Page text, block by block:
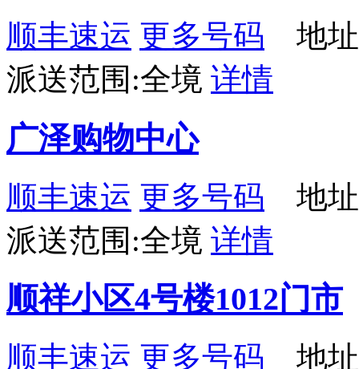
顺丰速运 更多号码 地址
派送范围:全境 详情
广泽购物中心
顺丰速运 更多号码 地址
派送范围:全境 详情
顺祥小区4号楼1012门市
顺丰速运 更多号码 地址